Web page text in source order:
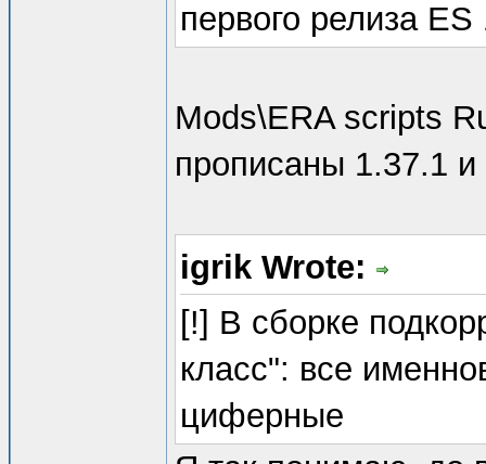
первого релиза ES
Mods\ERA scripts
прописаны 1.37.1 и
igrik Wrote:
[!] В сборке
класс": все
циферные